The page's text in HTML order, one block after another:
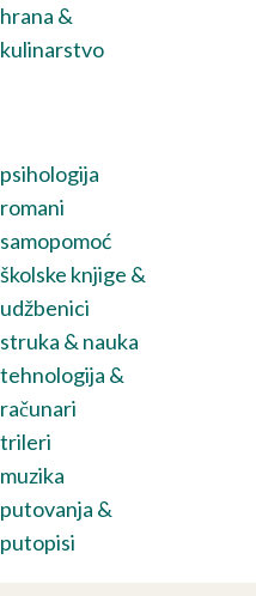
hrana &
kulinarstvo
psihologija
romani
samopomoć
školske knjige &
udžbenici
struka & nauka
tehnologija &
računari
trileri
muzika
putovanja &
putopisi